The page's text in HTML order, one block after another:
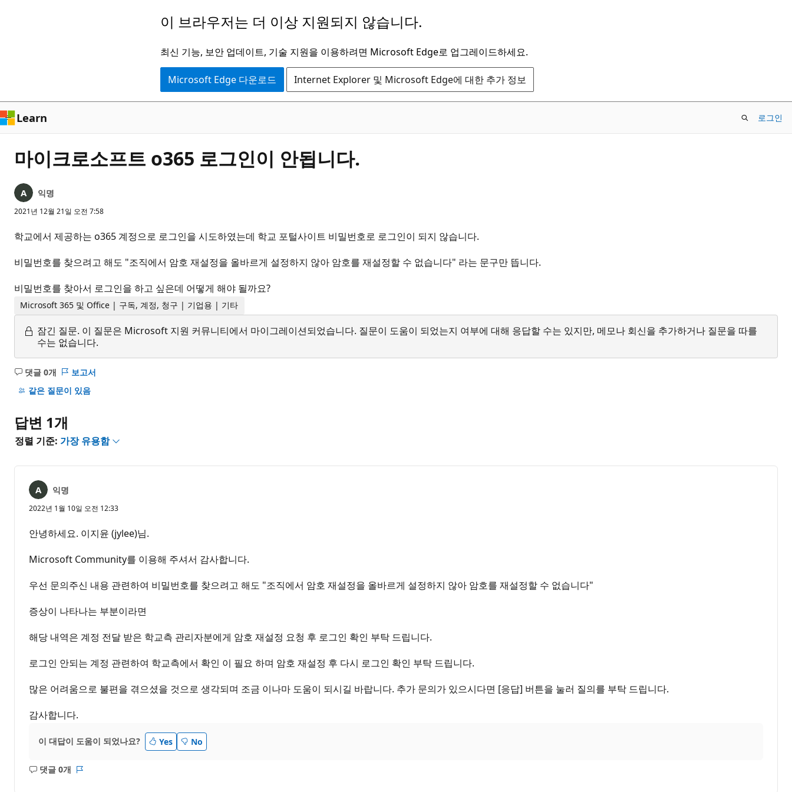
로
건
너
기
이 브라우저는 더 이상 지원되지 않습니다.
최신 기능, 보안 업데이트, 기술 지원을 이용하려면 Microsoft Edge로 업그레이드하세요.
Microsoft Edge 다운로드 Internet Explorer 및 Microsoft Edge에 대한 추가 정보
Learn 로그인
마이크로소프트 o365 로그인이 안됩니다.
익명
2021년 12월 21일 오전 7:58
학교에서 제공하는 o365 계정으로 로그인을 시도하였는데 학교 포털사이트 비밀번호로 로그인이 되지 않습니다.
비밀번호를 찾으려고 해도 "조직에서 암호 재설정을 올바르게 설정하지 않아 암호를 재설정할 수 없습니다" 라는 문구만 뜹니다.
비밀번호를 찾아서 로그인을 하고 싶은데 어떻게 해야 될까요?
Microsoft 365 및 Office | 구독, 계정, 청구 | 기업용 | 기타
잠긴 질문. 이 질문은 Microsoft 지원 커뮤니티에서 마이그레이션되었습니다. 질문이 도움이 되었는지 여부에 대해 응답할 수는 있지만, 메모나 회신을 추가하거나 질문을 따를
수는 없습니다.
댓글 0개
설
명
음
보고서
같은 질문이 있음
답변 1개
정렬 기준: 가장 유용함
익명
2022년 1월 10일 오전 12:33
안녕하세요. 이지윤 (jylee)님.
Microsoft Community를 이용해 주셔서 감사합니다.
우선 문의주신 내용 관련하여 비밀번호를 찾으려고 해도 "조직에서 암호 재설정을 올바르게 설정하지 않아 암호를 재설정할 수 없습니다"
증상이 나타나는 부분이라면
해당 내역은 계정 전달 받은 학교측 관리자분에게 암호 재설정 요청 후 로그인 확인 부탁 드립니다.
로그인 안되는 계정 관련하여 학교측에서 확인 이 필요 하며 암호 재설정 후 다시 로그인 확인 부탁 드립니다.
많은 어려움으로 불편을 겪으셨을 것으로 생각되며 조금 이나마 도움이 되시길 바랍니다. 추가 문의가 있으시다면 [응답] 버튼을 눌러 질의를 부탁 드립니다.
감사합니다.
이 대답이 도움이 되었나요? Yes No
댓글 0개
설